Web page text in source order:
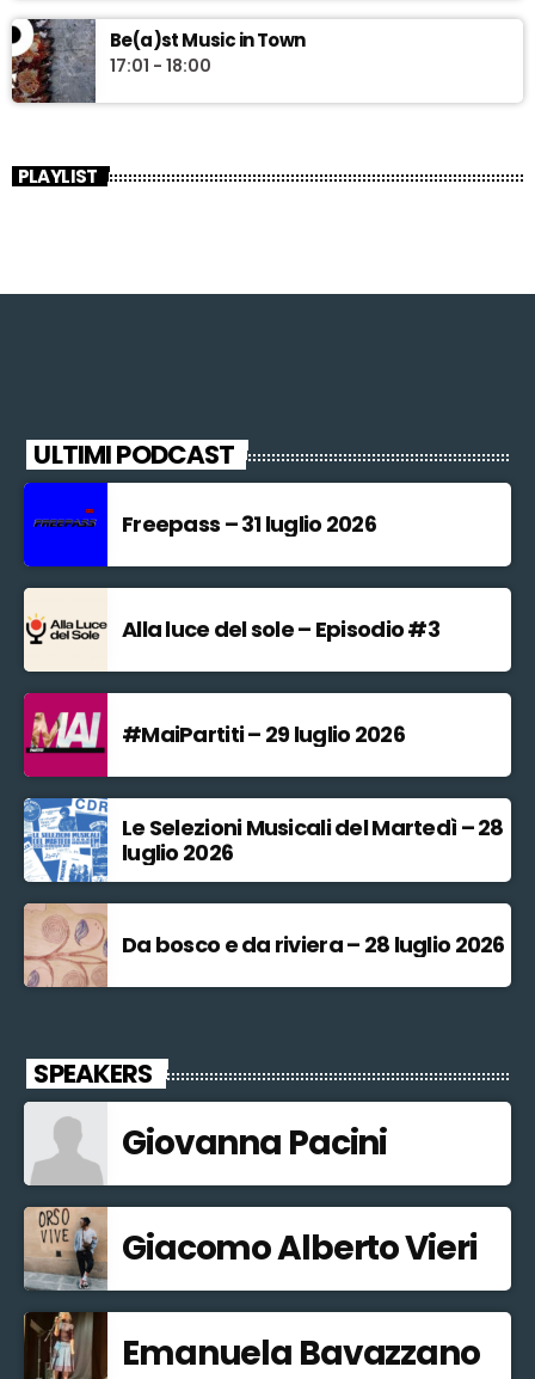
Be(a)st Music in Town
17:01 - 18:00
PLAYLIST
ULTIMI PODCAST
Freepass – 31 luglio 2026
Alla luce del sole – Episodio #3
#MaiPartiti – 29 luglio 2026
Le Selezioni Musicali del Martedì – 28
luglio 2026
Da bosco e da riviera – 28 luglio 2026
SPEAKERS
Giovanna Pacini
Giacomo Alberto Vieri
Emanuela Bavazzano